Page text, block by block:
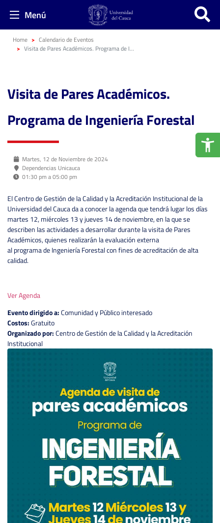
Menú
Home
Calendario de Eventos
Visita de Pares Académicos. Programa de Ingeniería Forestal
Visita de Pares Académicos.
Programa de Ingeniería Forestal
Martes, 12 de Noviembre de 2024
Dependencias Unicauca
01:30 pm a 05:00 pm
El Centro de Gestión de la Calidad y la Acreditación Institucionalde la
Universidad del Cauca da a conocer la agenda que tendrá lugar los días
martes 12, miércoles 13 y jueves 14 de noviembre, en la que se
describen las actividades a desarrollar durante la visita de Pares
Académicos, quienes realizarán la evaluación externa
al programa de Ingeniería Forestal con fines de acreditación de alta
calidad.
Ver Agenda
Evento dirigido a:Comunidad y Público interesado
Costos:Gratuito
Organizado por:Centro de Gestión de la Calidad y la Acreditación
Institucional